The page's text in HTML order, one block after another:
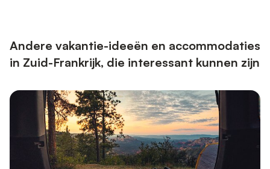
Andere vakantie-ideeën en accommodaties
in Zuid-Frankrijk, die interessant kunnen zijn